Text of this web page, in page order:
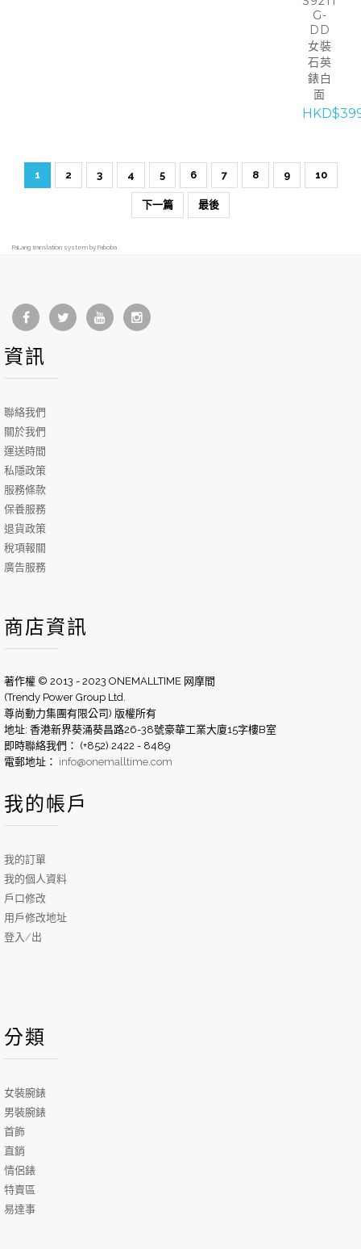
G-
DD
女裝
石英
錶白
面
1 2 3 4 5 6 7 8 9 10
下一篇 最後
FaLang translation system by Faboba
資訊
聯絡我們
關於我們
運送時間
私隱政策
服務條款
保養服務
退貨政策
稅項報關
廣告服務
商店資訊
著作權 © 2013 - 2023 ONEMALLTIME 网摩間
(Trendy Power Group Ltd.
尊尚動力集團有限公司) 版權所有
地址: 香港新界葵涌葵昌路26-38號豪華工業大廈15字樓B室
即時聯絡我們： (+852) 2422 - 8489
電郵地址： info@onemalltime.com
我的帳戶
我的訂單
我的個人資料
戶口修改
用戶修改地址
登入/出
分類
女裝腕錶
男裝腕錶
首飾
直銷
情侶錶
特賣區
易達事